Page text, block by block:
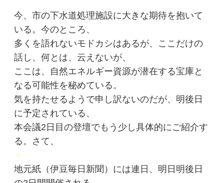
今、市の下水道処理施設に大きな期待を抱いて
いる。今のところ、
多くを語れないモドカシはあるが、ここだけの
話し、何とは、云えないが、
ここは、自然エネルギー資源が潜在する宝庫と
なる可能性を秘めている。
気を持たせるようで申し訳ないのだが、明後日
に予定されている、
本会議2日目の登壇でもう少し具体的にご紹介す
る。さて、
・
地元紙（伊豆毎日新聞）には連日、明日明後日